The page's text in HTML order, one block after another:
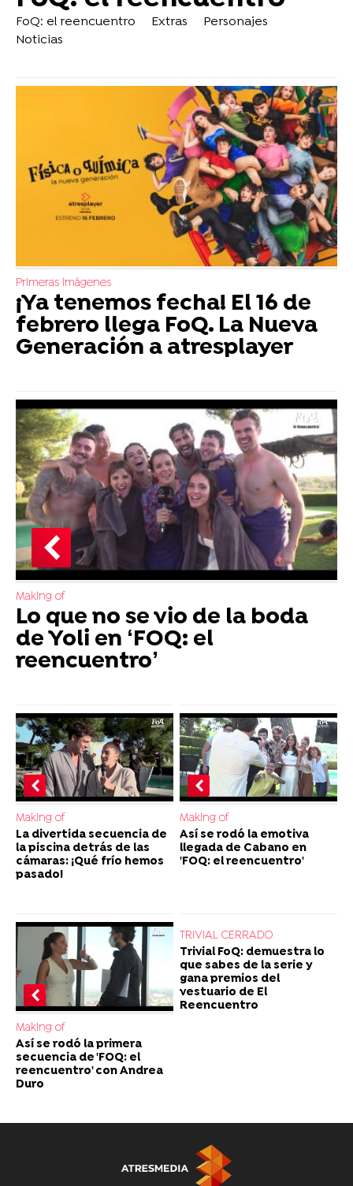
FoQ: el reencuentro Extras
Personajes
Noticias
Primeras imágenes
¡Ya tenemos fecha! El 16 de
febrero llega FoQ. La Nueva
Generación a atresplayer
Making of
Lo que no se vio de la boda
de Yoli en ‘FOQ: el
reencuentro’
Making of
La divertida secuencia de
la piscina detrás de las
cámaras: ¡Qué frío hemos
pasado!
Making of
Así se rodó la emotiva
llegada de Cabano en
'FOQ: el reencuentro'
Making of
Así se rodó la primera
secuencia de 'FOQ: el
reencuentro' con Andrea
Duro
TRIVIAL CERRADO
Trivial FoQ: demuestra lo
que sabes de la serie y
gana premios del
vestuario de El
Reencuentro